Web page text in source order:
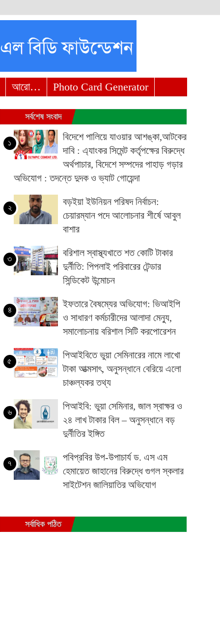
আরো… Photo Card Generator
সর্বশেষ সংবাদ
১
বিদেশে পালিয়ে যাওয়ার আশঙ্কা,আটকের
দাবি : এ্যাংকর সিমেন্ট কর্তৃপক্ষের বিরুদ্ধে
অর্থপাচার, বিদেশে সম্পদের পাহাড় গড়ার
অভিযোগ : তদন্তে দুদক ও ভ্যাট গোয়েন্দা
২
বড়ইয়া ইউনিয়ন পরিষদ নির্বাচন:
চেয়ারম্যান পদে আলোচনার শীর্ষে আবুল
বাশার
৩
বরিশাল স্বাস্থ্যখাতে শত কোটি টাকার
দুর্নীতি: পিপলাই পরিবারের টেন্ডার
সিন্ডিকেট উন্মোচন
৪
ইফতারে বৈষম্যের অভিযোগ: ভিআইপি
ও সাধারণ কর্মচারীদের আলাদা মেন্যু,
সমালোচনায় বরিশাল সিটি করপোরেশন
৫
পিআইবিতে ভুয়া সেমিনারের নামে লাখো
টাকা আত্মসাৎ, অনুসন্ধানে বেরিয়ে এলো
চাঞ্চল্যকর তথ্য
৬
পিআইবি: ভুয়া সেমিনার, জাল স্বাক্ষর ও
২৪ লাখ টাকার বিল – অনুসন্ধানে বড়
দুর্নীতির ইঙ্গিত
৭
পবিপ্রবির উপ-উপাচার্য ড. এস এম
হেমায়েত জাহানের বিরুদ্ধে গুগল স্কলার
সাইটেশন জালিয়াতির অভিযোগ
সর্বাধিক পঠিত